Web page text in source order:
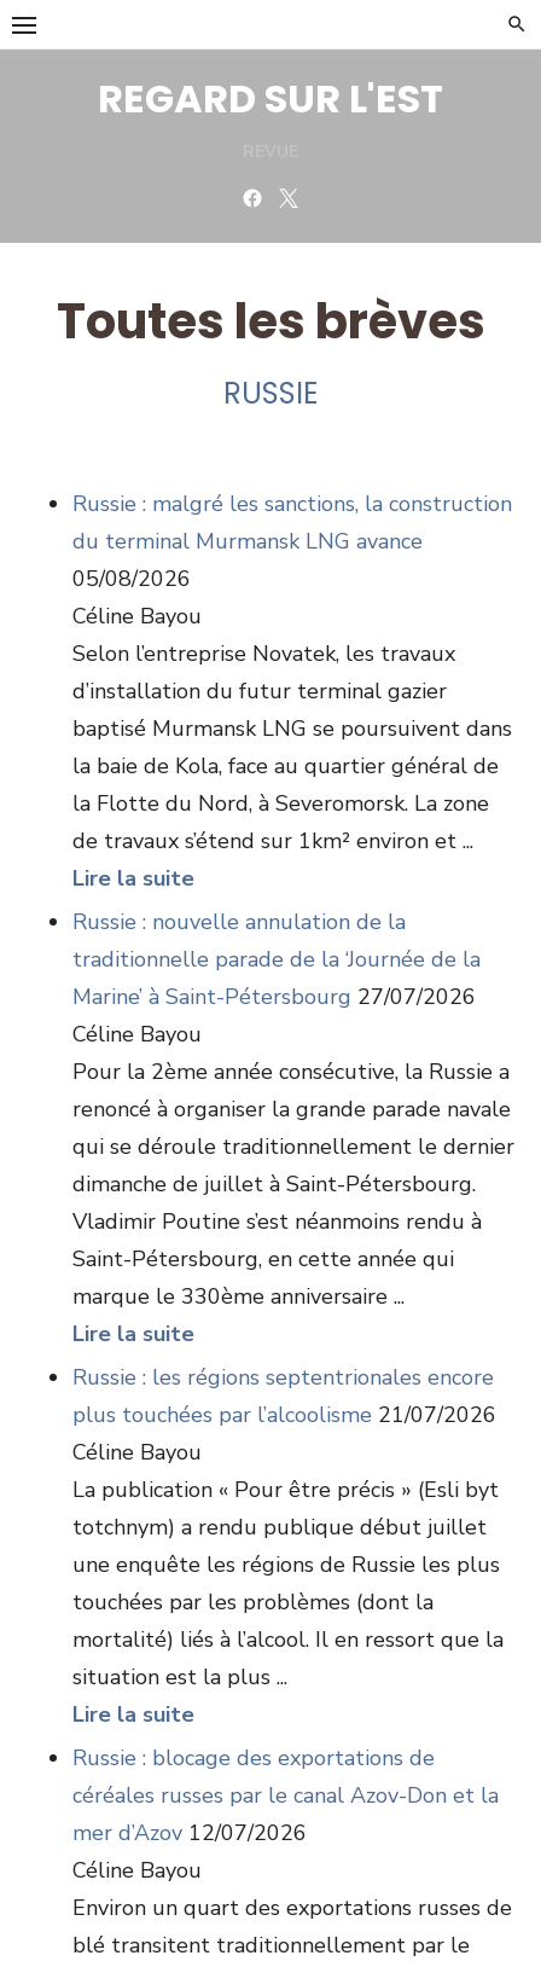
Skip
to
REGARD SUR L'EST
Facebook
Toutes les brèves
RUSSIE
Russie : malgré les sanctions, la construction
du terminal Murmansk LNG avance
05/08/2026
Céline Bayou
Selon l’entreprise Novatek, les travaux
d’installation du futur terminal gazier
baptisé Murmansk LNG se poursuivent dans
la baie de Kola, face au quartier général de
la Flotte du Nord, à Severomorsk. La zone
de travaux s’étend sur 1km² environ et ...
Lire la suite
Russie : nouvelle annulation de la
traditionnelle parade de la ‘Journée de la
Marine’ à Saint-Pétersbourg 27/07/2026
Céline Bayou
Pour la 2ème année consécutive, la Russie a
renoncé à organiser la grande parade navale
qui se déroule traditionnellement le dernier
dimanche de juillet à Saint-Pétersbourg.
Vladimir Poutine s’est néanmoins rendu à
Saint-Pétersbourg, en cette année qui
marque le 330ème anniversaire ...
Lire la suite
Russie : les régions septentrionales encore
plus touchées par l’alcoolisme 21/07/2026
Céline Bayou
La publication « Pour être précis » (Esli byt
totchnym) a rendu publique début juillet
une enquête les régions de Russie les plus
touchées par les problèmes (dont la
mortalité) liés à l’alcool. Il en ressort que la
situation est la plus ...
Lire la suite
Russie : blocage des exportations de
céréales russes par le canal Azov-Don et la
mer d’Azov 12/07/2026
Céline Bayou
Environ un quart des exportations russes de
blé transitent traditionnellement par le